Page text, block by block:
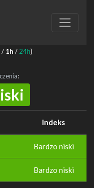
/ 1h / 24h)
:
Indeks
Bardzo niski
Bardzo niski